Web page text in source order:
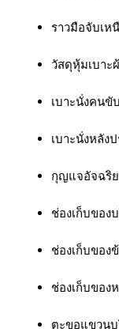
ราวมือจับเ
วัสดุหุ้มเบาะ
เบาะนั่งคน
เบาะนั่งหลั
กุญแจอัจฉริย
ช่องเก็บของ
ช่องเก็บของ
ช่องเก็บของ
ตะขอแขวนบ